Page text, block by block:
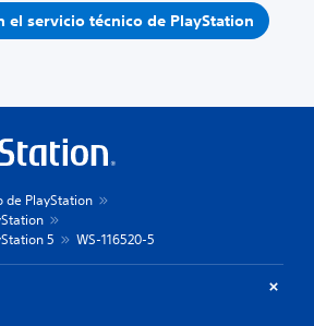
el servicio técnico de PlayStation
de PlayStation
5
WS-116520-5